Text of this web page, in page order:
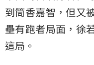
到筒香嘉智，但又
壘有跑者局面，徐
這局。